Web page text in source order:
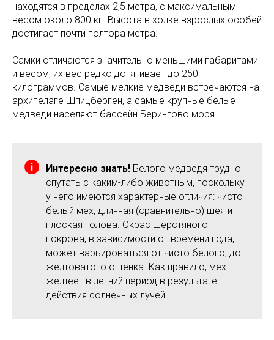
находятся в пределах 2,5 метра, с максимальным
весом около 800 кг. Высота в холке взрослых особей
достигает почти полтора метра.
Самки отличаются значительно меньшими габаритами
и весом, их вес редко дотягивает до 250
килограммов. Самые мелкие медведи встречаются на
архипелаге Шпицберген, а самые крупные белые
медведи населяют бассейн Берингово моря.
Интересно знать! Белого медведя трудно
спутать с каким-либо животным, поскольку
у него имеются характерные отличия: чисто
белый мех, длинная (сравнительно) шея и
плоская голова. Окрас шерстяного
покрова, в зависимости от времени года,
может варьироваться от чисто белого, до
желтоватого оттенка. Как правило, мех
желтеет в летний период в результате
действия солнечных лучей.